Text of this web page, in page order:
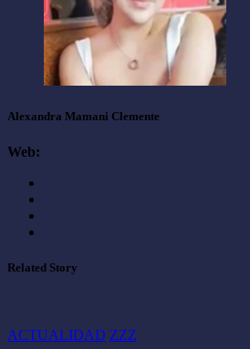
Alexandra Mamani Clemente
Web:
Related Story
ACTUALIDAD ZZZ